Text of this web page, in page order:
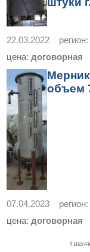
22.03.2022 регион:
цена: договорная
объем
07.04.2023 регион:
цена: договорная